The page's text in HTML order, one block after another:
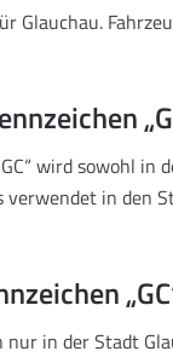
Glauchau.
wird sowohl
in den
nur in der Stadt